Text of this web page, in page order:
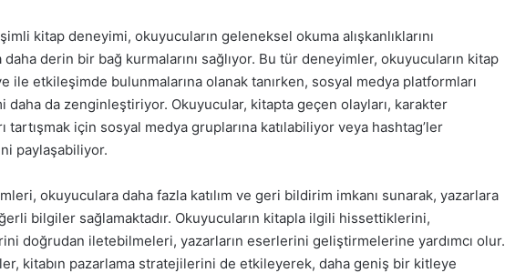
kitap deneyimi, okuyucuların geleneksel okuma alışkanlıklarını
derin bir bağ kurmalarını sağlıyor. Bu tür deneyimler, okuyucuların kitap
ile etkileşimde bulunmalarına olanak tanırken, sosyal medya platformları
daha da zenginleştiriyor. Okuyucular, kitapta geçen olayları, karakter
tartışmak için sosyal medya gruplarına katılabiliyor veya hashtag’ler
paylaşabiliyor.
okuyuculara daha fazla katılım ve geri bildirim imkanı sunarak, yazarlara
bilgiler sağlamaktadır. Okuyucuların kitapla ilgili hissettiklerini,
doğrudan iletebilmeleri, yazarların eserlerini geliştirmelerine yardımcı olur.
kitabın pazarlama stratejilerini de etkileyerek, daha geniş bir kitleye